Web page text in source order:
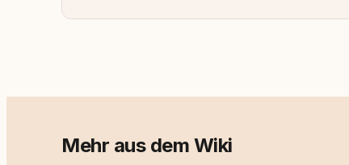
Mehr aus dem Wiki